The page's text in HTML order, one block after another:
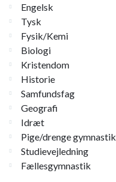
Engelsk
Tysk
Fysik/Kemi
Biologi
Kristendom
Historie
Samfundsfag
Geografi
Idræt
Pige/drenge gymnastik
Studievejledning
Fællesgymnastik